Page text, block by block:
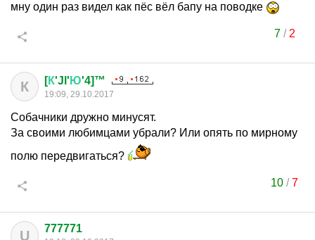
мну один раз видел как пёс вёл бапу на поводке
7/ 2
К [К'Jl' Ю'4]™
19:09, 29.10.2017
Собачники дружно минусят.
За своими любимцами убрали? Или опять по мирному
полю передвигаться?
10 /7
U 777771